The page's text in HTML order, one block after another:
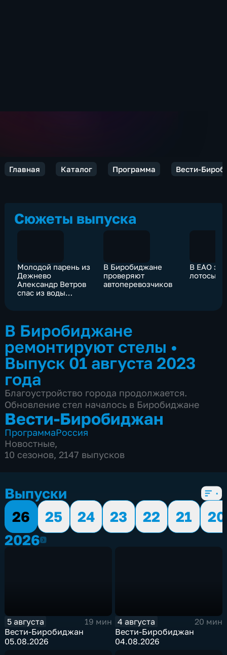
Главная Каталог Программа Вести-
Сюжеты выпуска
Молодой парень из
Дежнево
Александр Ветров
спас из воды
В Биробиджане
проверяют
автоперевозчиков
В ЕАО
лотосы
В Биробиджане
ремонтируют стелы •
Выпуск 01 августа 2023
года
Благоустройство города продолжается.
Обновление стел началось в Биробиджане
Вести-Биробиджан
ПрограммаРоссия
Новостные,
10 сезонов, 2147 выпусков
Выпуски
26
25 24 23 22 21
20
20262026
5 августа
19 мин
Вести-Биробиджан
05.08.2026
4 августа
20 мин
Вести-Биробиджан
04.08.2026